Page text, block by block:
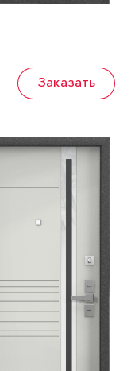
Заказать